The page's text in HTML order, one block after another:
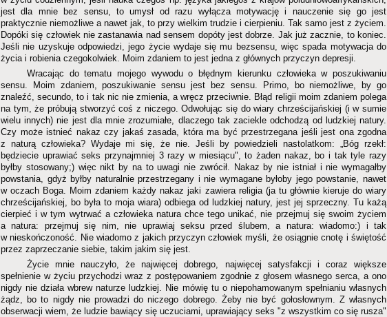
jest dla mnie bez sensu, to umysł od razu wyłącza motywację i nauczenie się go jest
praktycznie niemożliwe a nawet jak, to przy wielkim trudzie i cierpieniu. Tak samo jest z życiem.
Dopóki się człowiek nie zastanawia nad sensem dopóty jest dobrze. Jak już zacznie, to koniec.
Jeśli nie uzyskuje odpowiedzi, jego życie wydaje się mu bezsensu, więc spada motywacja do
życia i robienia czegokolwiek. Moim zdaniem to jest jedna z głównych przyczyn depresji.
Wracając do tematu mojego wywodu o błędnym kierunku człowieka w poszukiwaniu
sensu. Moim zdaniem, poszukiwanie sensu jest bez sensu. Primo, bo niemożliwe, by go
znaleźć, secundo, to i tak nic nie zmienia, a wręcz przeciwnie. Błąd religii moim zdaniem polega
na tym, że próbują stworzyć coś z niczego. Odwołując się do wiary chrześcijańskiej (i w sumie
wielu innych) nie jest dla mnie zrozumiałe, dlaczego tak zaciekle odchodzą od ludzkiej natury.
Czy może istnieć nakaz czy jakaś zasada, która ma być przestrzegana jeśli jest ona zgodna
z naturą człowieka? Wydaje mi się, że nie. Jeśli by powiedzieli nastolatkom: „Bóg rzekł:
będziecie uprawiać seks przynajmniej 3 razy w miesiącu", to żaden nakaz, bo i tak tyle razy
byłby stosowany;) więc nikt by na to uwagi nie zwrócił. Nakaz by nie istniał i nie wymagałby
powstania, gdyż byłby naturalnie przestrzegany i nie wymagane byłoby jego powstanie, nawet
w oczach Boga. Moim zdaniem każdy nakaz jaki zawiera religia (ja tu głównie kieruje do wiary
chrześcijańskiej, bo była to moja wiara) odbiega od ludzkiej natury, jest jej sprzeczny. Tu każą
cierpieć i w tym wytrwać a człowieka natura chce tego unikać, nie przejmuj się swoim życiem
a natura: przejmuj się nim, nie uprawiaj seksu przed ślubem, a natura: wiadomo:) i tak
w nieskończoność. Nie wiadomo z jakich przyczyn człowiek myśli, że osiągnie cnotę i świętość
przez zaprzeczanie siebie, takim jakim się jest.
Życie mnie nauczyło, że najwięcej dobrego, najwięcej satysfakcji i coraz większe
spełnienie w życiu przychodzi wraz z postępowaniem zgodnie z głosem własnego serca, a ono
nigdy nie działa wbrew naturze ludzkiej. Nie mówię tu o niepohamowanym spełnianiu własnych
żądz, bo to nigdy nie prowadzi do niczego dobrego. Żeby nie być gołosłownym. Z własnych
obserwacji wiem, że ludzie bawiący się uczuciami, uprawiający seks "z wszystkim co się rusza"